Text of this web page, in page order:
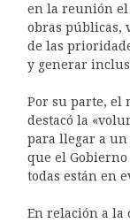
en la reunión el
obras públicas,
de las
y generar
Por su parte, el
destacó la
para llegar a un
que el
todas están en
En relación a la